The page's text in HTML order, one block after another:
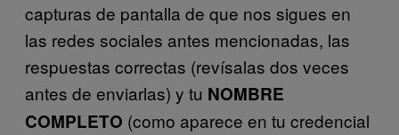
capturas de pantalla de que nos sigues en
las redes sociales antes mencionadas, las
respuestas correctas (revísalas dos veces
antes de enviarlas) y tu NOMBRE
COMPLETO (como aparece en tu credencial